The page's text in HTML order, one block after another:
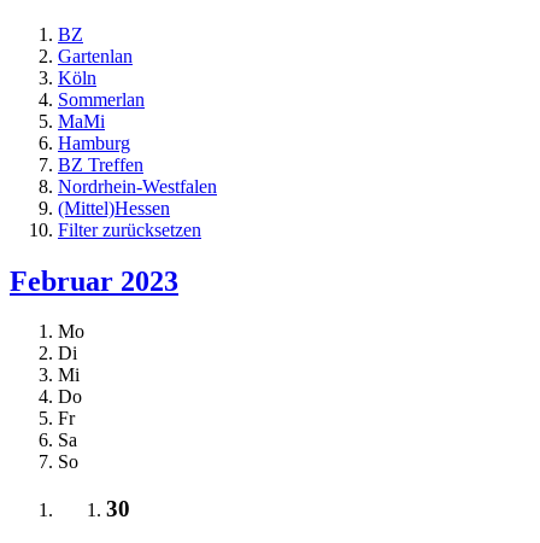
BZ
Gartenlan
Köln
Sommerlan
MaMi
Hamburg
BZ Treffen
Nordrhein-Westfalen
(Mittel)Hessen
Filter zurücksetzen
Februar 2023
Mo
Di
Mi
Do
Fr
Sa
So
30